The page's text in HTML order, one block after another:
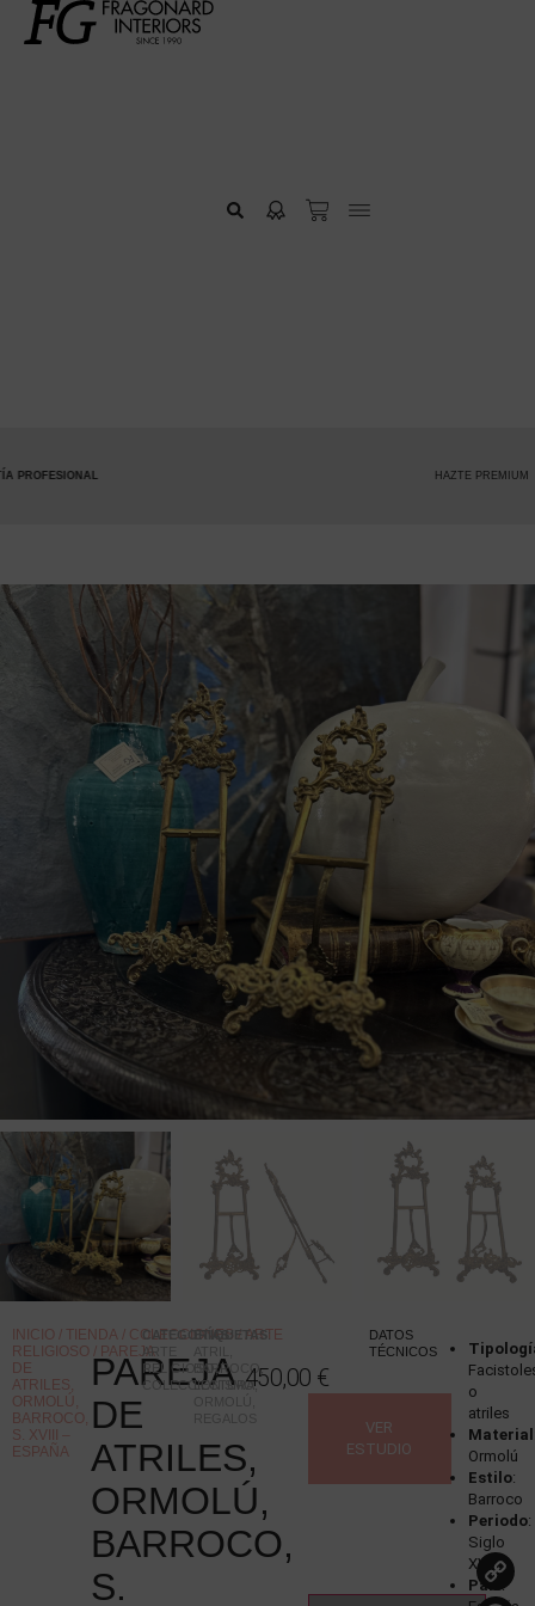
INICIO / TIENDA / COLECCIONES / ARTE
RELIGIOSO / PAREJA
DE
ATRILES,
ORMOLÚ,
BARROCO,
S. XVIII –
ESPAÑA
PAREJA
DE
ATRILES,
ORMOLÚ,
BARROCO,
S.
CATEGORÍAS :
ARTE
RELIGIOSO
,
COLECCIONISMO
ETIQUETAS:
BARROCO,
LECTURA,
450,00 €
VER
ESTUDIO
DATOS
TÉCNICOS
o
atriles
Material
Ormolú
Estilo:
Barroco
Periodo:
Siglo
XVIII
País: